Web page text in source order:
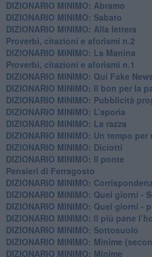
DIZIONARIO MINIMO: Abramo
DIZIONARIO MINIMO: Sabato
​DIZIONARIO MINIMO: Alla lettera
Proverbi, citazioni e aforismi n.2
DIZIONARIO MINIMO: La Manina
​Proverbi, citazioni e aforismi n.1
DIZIONARIO MINIMO: Qui Fake
DIZIONARIO MINIMO: ​Il bon per la
DIZIONARIO MINIMO: Pubblicità
DIZIONARIO MINIMO: L’aporìa
DIZIONARIO MINIMO: La razza
DIZIONARIO MINIMO: Un tempo per
DIZIONARIO MINIMO: Diciotti
DIZIONARIO MINIMO: Il ponte
Pensieri di Ferragosto
DIZIONARIO MINIMO:
DIZIONARIO MINIMO: Quei giorni -
DIZIONARIO MINIMO: Quei giorni -
DIZIONARIO MINIMO: Il più pane
DIZIONARIO MINIMO: Sottosuolo
DIZIONARIO MINIMO: Minime
DIZIONARIO MINIMO: Minime